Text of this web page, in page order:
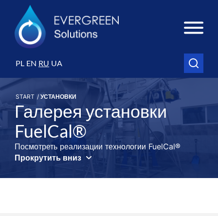
PL EN RU UA
START / УСТАНОВКИ
Галерея установки
FuelCal®
Посмотреть реализации технологии FuelCal®
Прокрутить вниз